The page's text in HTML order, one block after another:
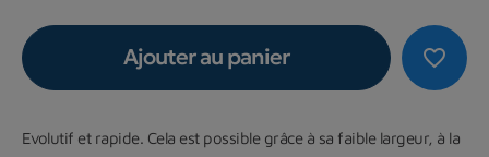
favorite_border
Ajouter au panier
Evolutif et rapide. Cela est possible grâce à sa faible largeur, à la